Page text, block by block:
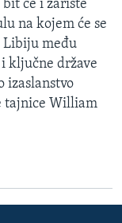
će i žarište
na kojem će se
Libiju među
ključne države
izaslanstvo
tajnice William